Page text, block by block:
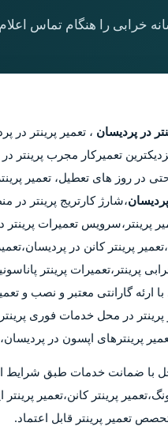
خرابی را هنگام تماس
در پردیسان ، تعمیر پرینتر در
حضور نزدیکترین تعمیرکار مجرب
،شارژ کارتریج پرینتر در
پرینتر،سرویس تعمیرات پرینتر
پرینتر کانن در
پرینتر
ارئه گارانتی معتبر و نصب و
پرینتر در محل خدمات فوری
پرینترهای اپسون در پردیسان،
با ضمانت خدمات طبق
پرینتر کانن،تعمیر
تعمیر پرینتر قابل اعتماد.